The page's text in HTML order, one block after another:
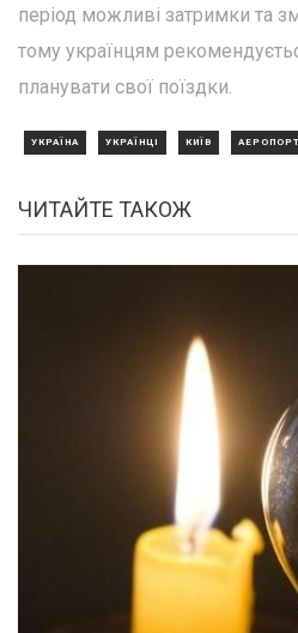
період можливі затримки та
тому українцям
планувати свої поїздки.
УКРАЇНА УКРАЇНЦІ КИЇВ АЕРОПОРТ
ЧИТАЙТЕ ТАКОЖ